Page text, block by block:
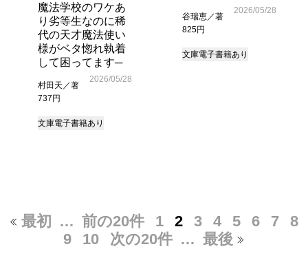
魔法学校のワケあ
り劣等生なのに稀
代の天才魔法使い
様がベタ惚れ執着
して困ってます─
村田天／著
737円
2026/05/28
文庫電子書籍あり
谷瑞恵／著
825円
2026/05/28
文庫電子書籍あり
最初 … 前の20件 1 2 3 4 5 6 7
8
9
10 次の20件 … 最後